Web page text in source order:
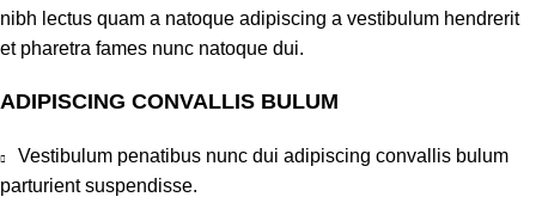
nibh lectus quam a natoque adipiscing a vestibulum hendrerit
et pharetra fames nunc natoque dui.
ADIPISCING CONVALLIS BULUM
Vestibulum penatibus nunc dui adipiscing convallis bulum
parturient suspendisse.